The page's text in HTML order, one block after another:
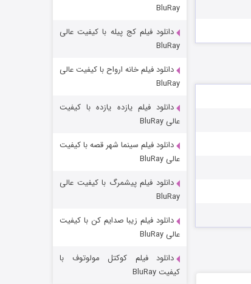
خاندان اژدها فصل ۳
جادوگری در مغولستان
BluRay
دانلود فیلم کج‌ پیله با کیفیت عالی
BluRay
دانلود فیلم خانه ارواح با کیفیت عالی
BluRay
دانلود فیلم یازده یازده با کیفیت
عالی BluRay
دانلود فیلم سینما شهر قصه با کیفیت
عالی BluRay
دانلود فیلم پیشمرگ با کیفیت عالی
BluRay
دانلود فیلم زیبا صدایم کن با کیفیت
عالی BluRay
دانلود فیلم کوکتل مولوتوف با
کیفیت BluRay